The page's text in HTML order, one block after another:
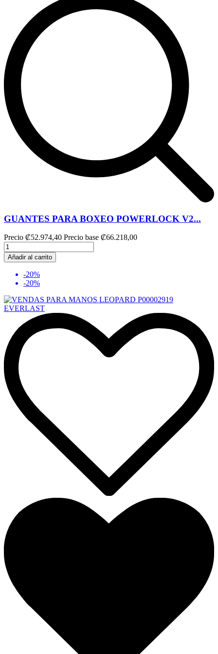
GUANTES PARA BOXEO POWERLOCK V2...
Precio ₡52.974,40 Precio base ₡66.218,00
Añadir al carrito
-20%
-20%